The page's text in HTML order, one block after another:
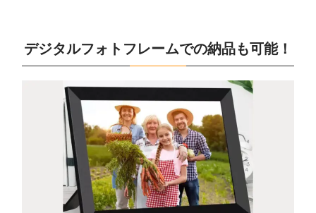
デジタルフォトフレームでの納品も可能！